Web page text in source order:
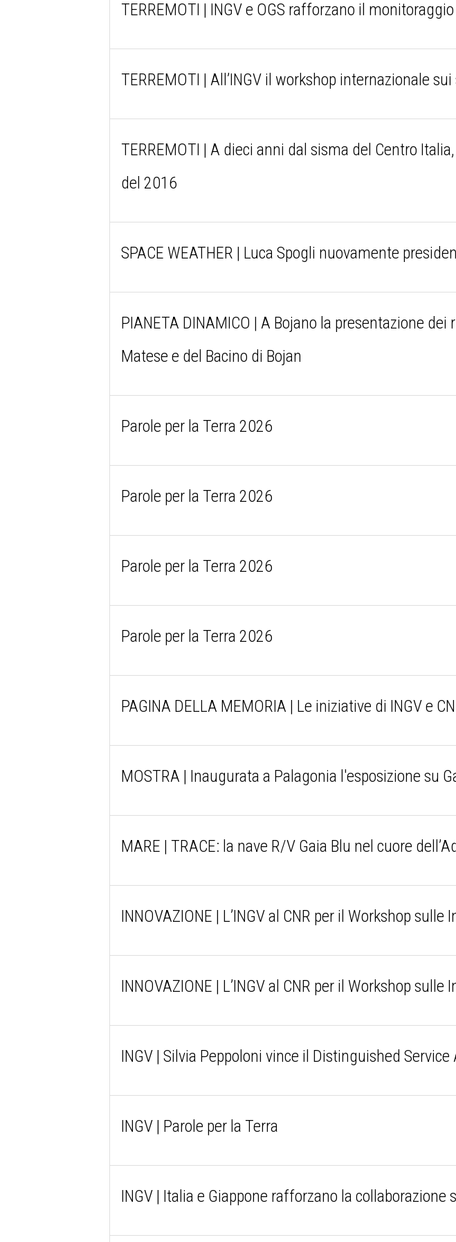
TERREMOTI | INGV e OGS rafforzano il
TERREMOTI | All’INGV il workshop internazionale
TERREMOTI | A dieci anni dal sisma del Centro
del 2016
SPACE WEATHER | Luca Spogli nuovamente
PIANETA DINAMICO | A Bojano la presentazione
Matese e del Bacino di Bojan
Parole per la Terra 2026
Parole per la Terra 2026
Parole per la Terra 2026
Parole per la Terra 2026
PAGINA DELLA MEMORIA | Le iniziative di INGV e
MOSTRA | Inaugurata a Palagonia l'esposizione su
MARE | TRACE: la nave R/V Gaia Blu nel cuore
INNOVAZIONE | L’INGV al CNR per il Workshop
INNOVAZIONE | L’INGV al CNR per il Workshop
INGV | Silvia Peppoloni vince il Distinguished
INGV | Parole per la Terra
INGV | Italia e Giappone rafforzano la collaborazione